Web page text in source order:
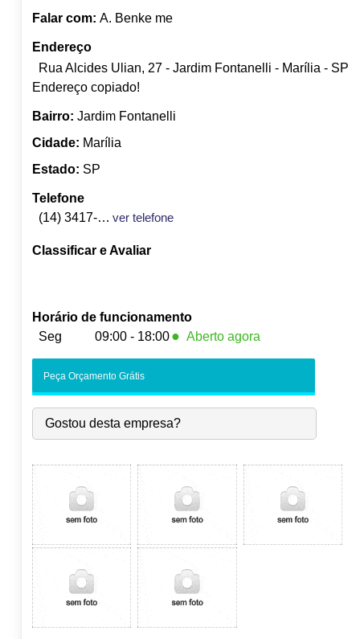
Falar com: A. Benke me
Endereço
Rua Alcides Ulian, 27 - Jardim Fontanelli - Marília - SP
Endereço copiado!
Bairro: Jardim Fontanelli
Cidade: Marília
Estado: SP
Telefone
(14) 3417-3967
ver telefone
Classificar e Avaliar
Horário de funcionamento
Seg
09:00 - 18:00 ● Aberto agora
-
Qua:
09:00-18:00
Qui:
09:00-18:00
Sáb:
Fechado
Dom:
Fechado
Peça Orçamento Grátis
Gostou desta empresa?